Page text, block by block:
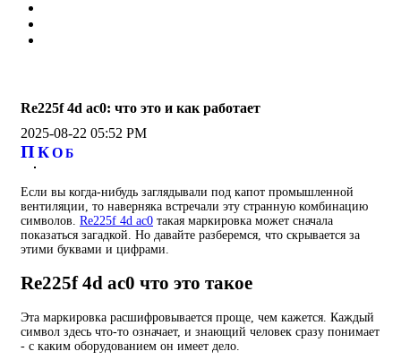
Re225f 4d ac0: что это и как работает
2025-08-22 05:52 PM
ПКО Б
Если вы когда-нибудь заглядывали под капот промышленной
вентиляции, то наверняка встречали эту странную комбинацию
символов. Re225f 4d ac0 такая маркировка может сначала
показаться загадкой. Но давайте разберемся, что скрывается за
этими буквами и цифрами.
Re225f 4d ac0 что это такое
Эта маркировка расшифровывается проще, чем кажется. Каждый
символ здесь что-то означает, и знающий человек сразу понимает
- с каким оборудованием он имеет дело.